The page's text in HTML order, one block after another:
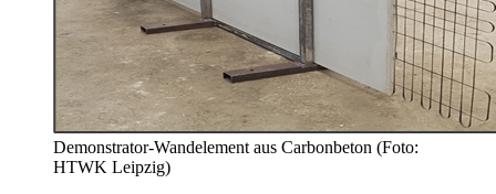
Demonstrator-Wandelement aus Carbonbeton (Foto:
HTWK Leipzig)